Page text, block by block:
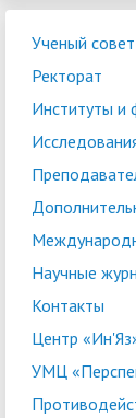
Ученый совет
Ректорат
Институты и
Научные
Контакты
Центр
УМЦ